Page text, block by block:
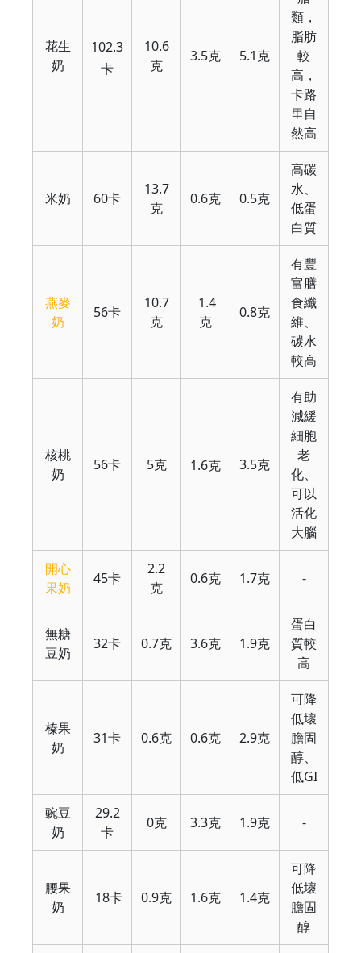
花生
奶
102.3
卡
10.6
克
3.5克 5.1克
類，
脂肪
較
高，
卡路
里自
然高
米奶 60卡
13.7
克
0.6克 0.5克
高碳
水、
低蛋
白質
燕麥
奶
56卡
10.7
克
1.4
克
0.8克
有豐
富膳
食纖
維、
碳水
較高
核桃
奶
56卡 5克 1.6克 3.5克
有助
減緩
細胞
老
化、
可以
活化
大腦
開心
果奶
45卡
2.2
克
0.6克 1.7克 -
無糖
豆奶
32卡 0.7克 3.6克 1.9克
蛋白
質較
高
榛果
奶
31卡 0.6克 0.6克 2.9克
可降
低壞
膽固
醇、
低GI
豌豆
奶
29.2
卡
0克 3.3克 1.9克 -
腰果
奶
18卡 0.9克 1.6克 1.4克
可降
低壞
膽固
醇